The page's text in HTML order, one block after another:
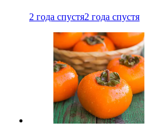
2 года спустя2 года спустя